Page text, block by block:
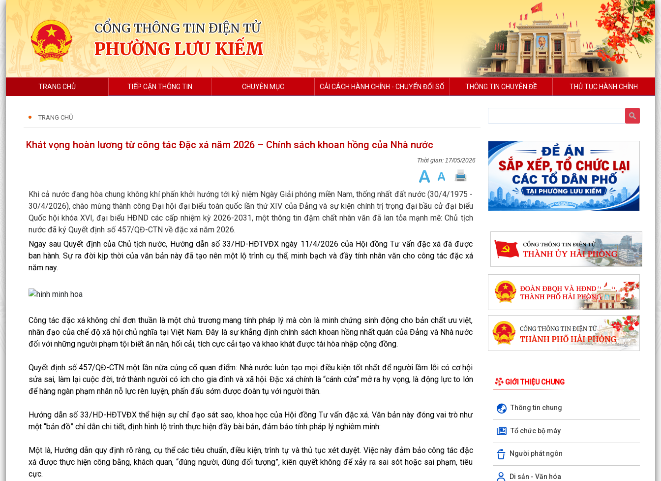
CỔNG THÔNG TIN ĐIỆN TỬ
PHƯỜNG LƯU KIẾM
TRANG CHỦ TIẾP CẬN THÔNG TIN CHUYÊN MỤC CẢI CÁCH HÀNH CHÍNH - CHUYỂN ĐỔI SỐ THÔNG TIN CHUYÊN ĐỀ THỦ TỤC HÀNH CHÍNH
TRANG CHỦ
Khát vọng hoàn lương từ công tác Đặc xá năm 2026 – Chính sách khoan hồng của Nhà nước
17/05/2026
Khi cả nước đang hòa chung không khí phấn khởi hướng tới kỷ niệm Ngày Giải phóng miền Nam, thống nhất đất nước (30/4/1975 -
30/4/2026), chào mừng thành công Đại hội đại biểu toàn quốc lần thứ XIV của Đảng và sự kiện chính trị trọng đại bầu cử đại biểu
Quốc hội khóa XVI, đại biểu HĐND các cấp nhiệm kỳ 2026-2031, một thông tin đậm chất nhân văn đã lan tỏa mạnh mẽ: Chủ tịch
nước đã ký Quyết định số 457/QĐ-CTN về đặc xá năm 2026.
Ngay sau Quyết định của Chủ tịch nước, Hướng dẫn số 33/HD-HĐTVĐX ngày 11/4/2026 của Hội đồng Tư vấn đặc xá đã được
ban hành. Sự ra đời kịp thời của văn bản này đã tạo nên một lộ trình cụ thể, minh bạch và đầy tính nhân văn cho công tác đặc xá
năm nay.
Công tác đặc xá không chỉ đơn thuần là một chủ trương mang tính pháp lý mà còn là minh chứng sinh động cho bản chất ưu việt,
nhân đạo của chế độ xã hội chủ nghĩa tại Việt Nam. Đây là sự khẳng định chính sách khoan hồng nhất quán của Đảng và Nhà nước
đối với những người phạm tội biết ăn năn, hối cải, tích cực cải tạo và khao khát được tái hòa nhập cộng đồng.
Quyết định số 457/QĐ-CTN một lần nữa củng cố quan điểm: Nhà nước luôn tạo mọi điều kiện tốt nhất để người lầm lỗi có cơ hội
sửa sai, làm lại cuộc đời, trở thành người có ích cho gia đình và xã hội. Đặc xá chính là “cánh cửa” mở ra hy vọng, là động lực to lớn
để hàng ngàn phạm nhân nỗ lực rèn luyện, phấn đấu sớm được đoàn tụ với người thân.
Hướng dẫn số 33/HD-HĐTVĐX thể hiện sự chỉ đạo sát sao, khoa học của Hội đồng Tư vấn đặc xá. Văn bản này đóng vai trò như
một “bản đồ” chỉ dẫn chi tiết, định hình lộ trình thực hiện đầy bài bản, đảm bảo tính pháp lý nghiêm minh:
Một là, Hướng dẫn quy định rõ ràng, cụ thể các tiêu chuẩn, điều kiện, trình tự và thủ tục xét duyệt. Việc này đảm bảo công tác đặc
xá được thực hiện công bằng, khách quan, “đúng người, đúng đối tượng”, kiên quyết không để xảy ra sai sót hoặc sai phạm, tiêu
cực.
GIỚI THIỆU CHUNG
Thông tin chung
Tổ chức bộ máy
Người phát ngôn
Di sản - Văn hóa